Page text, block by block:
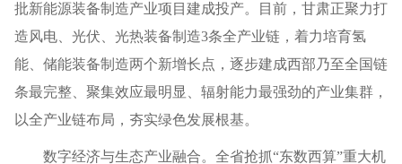
批新能源装备制造产业项目建成投产。目前，甘肃正聚力打
造风电、光伏、光热装备制造3条全产业链，着力培育氢
能、储能装备制造两个新增长点，逐步建成西部乃至全国链
条最完整、聚集效应最明显、辐射能力最强劲的产业集群，
以全产业链布局，夯实绿色发展根基。
数字经济与生态产业融合。全省抢抓“东数西算”重大机